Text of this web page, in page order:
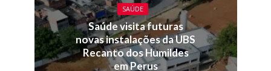
SAÚDE
Saúde visita futuras
novas instalações da UBS
Recanto dos Humildes
em Perus